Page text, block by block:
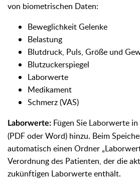
von biometrischen Daten:
Beweglichkeit Gelenke
Belastung
Blutdruck, Puls, Größe und
Blutzuckerspiegel
Laborwerte
Medikament
Schmerz (VAS)
Laborwerte: Fügen Sie Laborwerte
(PDF oder Word) hinzu. Beim
automatisch einen Ordner
Verordnung des Patienten, der die
zukünftigen Laborwerte enthält.